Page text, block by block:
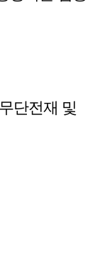
단전재 및